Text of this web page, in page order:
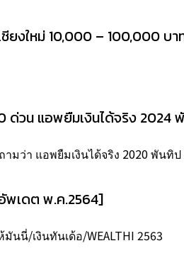
ชียงใหม่ 10,000 – 100,000 บ
ด่วน แอพยืมเงินได้จริง 2024
มว่า แอพยืมเงินได้จริง 2020 พันทิ
พเดต พ.ค.2564]
นนี่/เงินทันเด้อ/WEALTHI 2563